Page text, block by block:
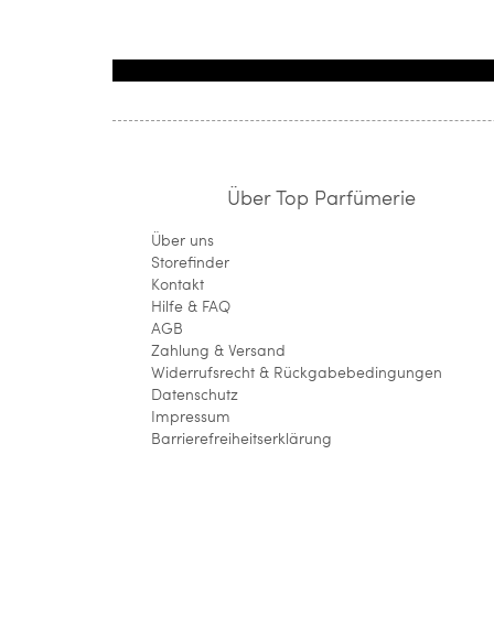
Über Top Parfümerie
Über uns
Storefinder
Kontakt
Hilfe & FAQ
AGB
Zahlung & Versand
Widerrufsrecht & Rückgabebedingungen
Datenschutz
Impressum
Barrierefreiheitserklärung